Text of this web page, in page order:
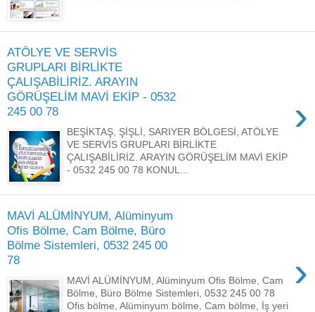
ATÖLYE VE SERVİS
GRUPLARI BİRLİKTE
ÇALIŞABİLİRİZ. ARAYIN
GÖRÜŞELİM MAVİ EKİP - 0532
245 00 78
›
BEŞİKTAŞ, ŞİŞLİ, SARIYER BÖLGESİ, ATÖLYE
VE SERVİS GRUPLARI BİRLİKTE
ÇALIŞABİLİRİZ. ARAYIN GÖRÜŞELİM MAVİ EKİP
- 0532 245 00 78 KONUL...
MAVİ ALÜMİNYUM, Alüminyum
Ofis Bölme, Cam Bölme, Büro
Bölme Sistemleri, 0532 245 00
78
›
MAVİ ALÜMİNYUM, Alüminyum Ofis Bölme, Cam
Bölme, Büro Bölme Sistemleri, 0532 245 00 78
Ofis bölme, Alüminyum bölme, Cam bölme, İş yeri